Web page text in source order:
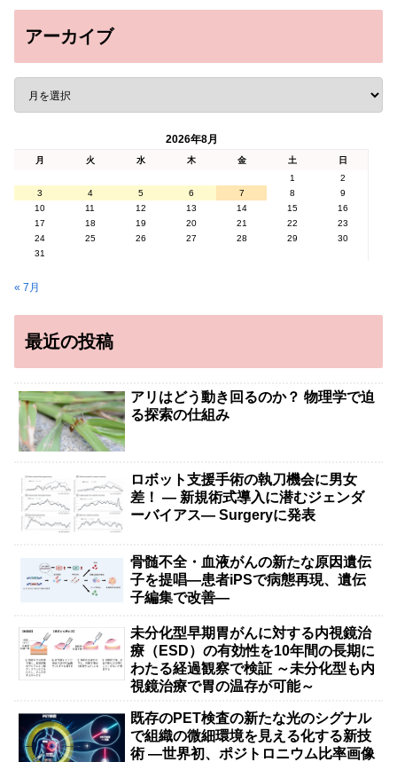
アーカイブ
2026年8月
月 火 水 木 金 土
日
1
2
3
4 5 6 7 8
9
10
11 12 13 14 15
16
17
18 19 20 21 22
23
24
25 26 27 28 29
30
31
« 7月
最近の投稿
アリはどう動き回るのか？ 物理学で迫
る探索の仕組み
ロボット支援手術の執刀機会に男女
差！ — 新規術式導入に潜むジェンダ
ーバイアス— Surgeryに発表
骨髄不全・血液がんの新たな原因遺伝
子を提唱―患者iPSで病態再現、遺伝
子編集で改善―
未分化型早期胃がんに対する内視鏡治
療（ESD）の有効性を10年間の長期に
わたる経過観察で検証 ～未分化型も内
視鏡治療で胃の温存が可能～
既存のPET検査の新たな光のシグナル
で組織の微細環境を見える化する新技
術 ―世界初、ポジトロニウム比率画像